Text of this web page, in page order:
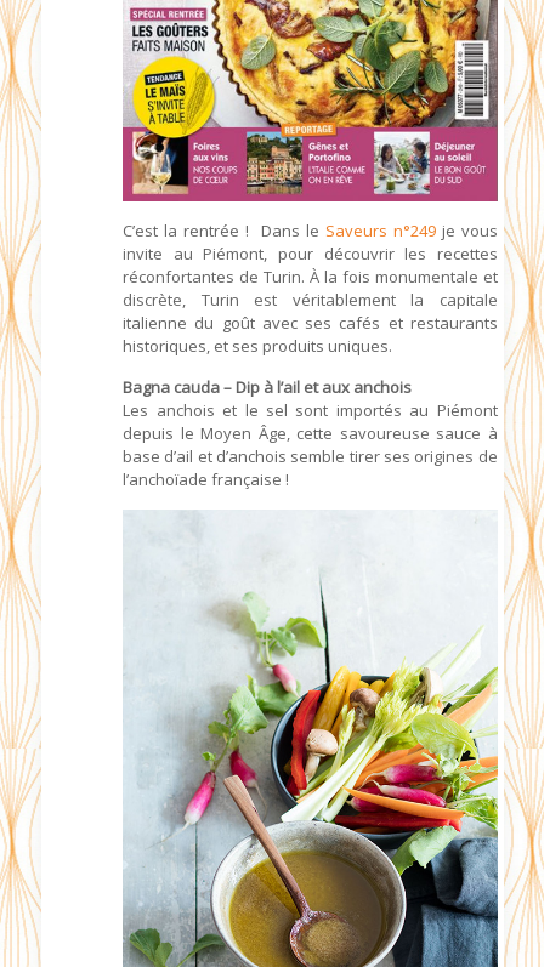
C’est la rentrée ! Dans le Saveurs n°249 je vous
invite au Piémont, pour découvrir les recettes
réconfortantes de Turin. À la fois monumentale et
discrète, Turin est véritablement la capitale
italienne du goût avec ses cafés et restaurants
historiques, et ses produits uniques.
Bagna cauda – Dip à l’ail et aux anchois
Les anchois et le sel sont importés au Piémont
depuis le Moyen Âge, cette savoureuse sauce à
base d’ail et d’anchois semble tirer ses origines de
l’anchoïade française !